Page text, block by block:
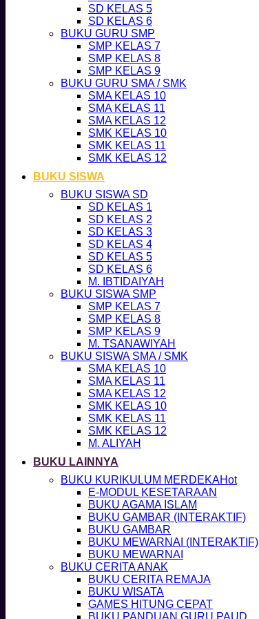
SD KELAS 5
SD KELAS 6
BUKU GURU SMP
SMP KELAS 7
SMP KELAS 8
SMP KELAS 9
BUKU GURU SMA / SMK
SMA KELAS 10
SMA KELAS 11
SMA KELAS 12
SMK KELAS 10
SMK KELAS 11
SMK KELAS 12
BUKU SISWA
BUKU SISWA SD
SD KELAS 1
SD KELAS 2
SD KELAS 3
SD KELAS 4
SD KELAS 5
SD KELAS 6
M. IBTIDAIYAH
BUKU SISWA SMP
SMP KELAS 7
SMP KELAS 8
SMP KELAS 9
M. TSANAWIYAH
BUKU SISWA SMA / SMK
SMA KELAS 10
SMA KELAS 11
SMA KELAS 12
SMK KELAS 10
SMK KELAS 11
SMK KELAS 12
M. ALIYAH
BUKU LAINNYA
BUKU KURIKULUM MERDEKA
E-MODUL KESETARAAN
BUKU AGAMA ISLAM
BUKU GAMBAR (INTERAKTIF)
BUKU GAMBAR
BUKU MEWARNAI (INTERAKTIF)
BUKU MEWARNAI
BUKU CERITA ANAK
BUKU CERITA REMAJA
BUKU WISATA
GAMES HITUNG CEPAT
BUKU PANDUAN GURU PAUD